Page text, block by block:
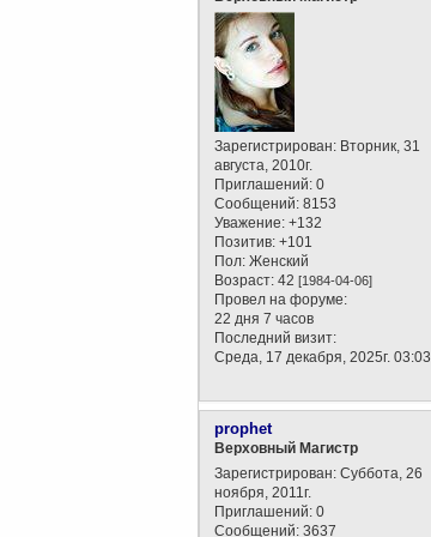
Зарегистрирован: Вторник, 31
августа, 2010г.
Приглашений: 0
Сообщений: 8153
Уважение: +132
Позитив: +101
Пол: Женский
Возраст: 42[1984-04-06]
Провел на форуме:
22 дня 7 часов
Последний визит:
Среда, 17 декабря, 2025г. 03:03
prophet
Верховный Магистр
Зарегистрирован: Суббота, 26
ноября, 2011г.
Приглашений: 0
Сообщений: 3637